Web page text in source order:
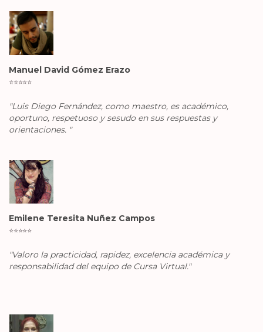
Manuel David Gómez Erazo
⭐️⭐️⭐️⭐️⭐️
"Luis Diego Fernández, como maestro, es académico,
oportuno, respetuoso y sesudo en sus respuestas y
orientaciones. "
Emilene Teresita Nuñez Campos
⭐️⭐️⭐️⭐️⭐️
"Valoro la practicidad, rapidez, excelencia académica y
responsabilidad del equipo de Cursa Virtual."